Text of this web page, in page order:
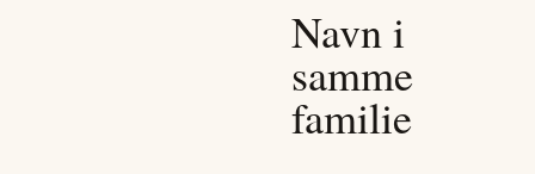
Navn i
samme
familie